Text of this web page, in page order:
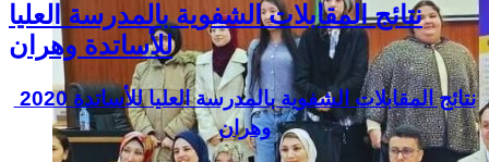
نتائج المقابلات الشفوية بالمدرسة العليا
للأساتدة وهران
2020 نتائج المقابلات الشفوية بالمدرسة العليا للأساتدة
وهران